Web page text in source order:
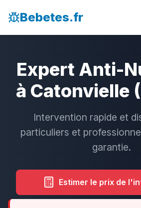
Bebetes.fr
Expert Anti-
à Catonvielle
Intervention rapide et
particuliers et
garantie.
Estimer le prix de